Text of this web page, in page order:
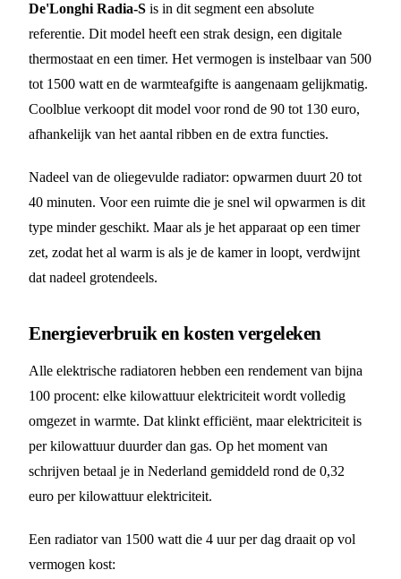
De'Longhi Radia-S is in dit segment een absolute
referentie. Dit model heeft een strak design, een digitale
thermostaat en een timer. Het vermogen is instelbaar van 500
tot 1500 watt en de warmteafgifte is aangenaam gelijkmatig.
Coolblue verkoopt dit model voor rond de 90 tot 130 euro,
afhankelijk van het aantal ribben en de extra functies.
Nadeel van de oliegevulde radiator: opwarmen duurt 20 tot
40 minuten. Voor een ruimte die je snel wil opwarmen is dit
type minder geschikt. Maar als je het apparaat op een timer
zet, zodat het al warm is als je de kamer in loopt, verdwijnt
dat nadeel grotendeels.
Energieverbruik en kosten vergeleken
Alle elektrische radiatoren hebben een rendement van bijna
100 procent: elke kilowattuur elektriciteit wordt volledig
omgezet in warmte. Dat klinkt efficiënt, maar elektriciteit is
per kilowattuur duurder dan gas. Op het moment van
schrijven betaal je in Nederland gemiddeld rond de 0,32
euro per kilowattuur elektriciteit.
Een radiator van 1500 watt die 4 uur per dag draait op vol
vermogen kost: